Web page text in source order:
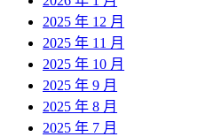
2025 年 12 月
2025 年 11 月
2025 年 10 月
2025 年 9 月
2025 年 8 月
2025 年 7 月